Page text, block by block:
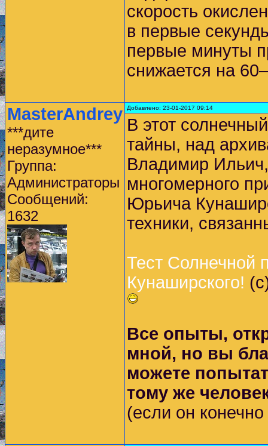
скорость
в первые
первые минуты
снижается на
MasterAndrey
***дите
неразумное***
Группа:
Администраторы
Сообщений:
1632
Добавлено: 23-01-2017 09:14
В этот
тайны, над
Владимир
многомерного
Юрьича
техники,
Тест Солнечной
Кунаширского!
Все опыты,
мной, но вы
можете
тому же
(если он